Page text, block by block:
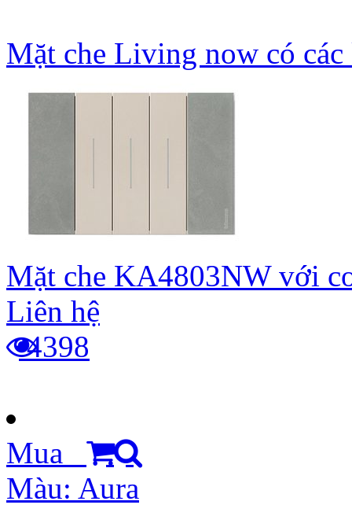
Mặt che Living now có
Mặt che KA4803NW với
Liên hệ
4398
Mua
Màu: Aura